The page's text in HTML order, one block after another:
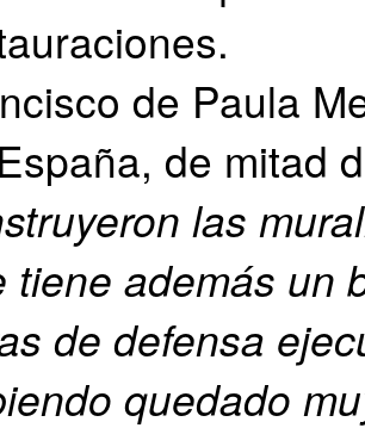
de Paula
de mitad
las
tiene además un
de defensa
quedado